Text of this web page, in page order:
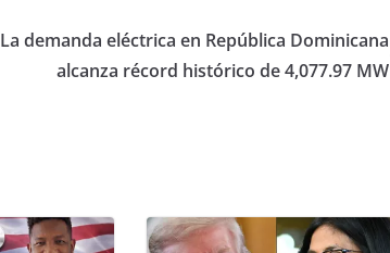
La demanda eléctrica en República Dominicana
alcanza récord histórico de 4,077.97 MW